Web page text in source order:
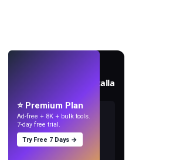
Crea fondos de pantalla
⭐ Premium Plan
Ad-free + 8K + bulk tools.
7-day free trial.
Try Free 7 Days →